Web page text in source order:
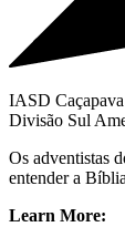
IASD
Divisão Sul
Os adventistas
entender a
Learn More: